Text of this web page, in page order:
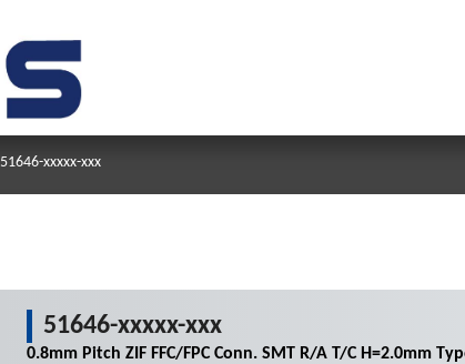
51646-xxxxx-xxx
51646-xxxxx-xxx
0.8mm Pitch ZIF FFC/FPC Conn. SMT R/A T/C H=2.0mm